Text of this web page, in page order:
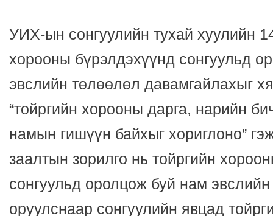
УИХ-ын сонгуулийн тухай хуулийн
хорооны бүрэлдэхүүнд сонгуульд
эвслийн төлөөлөл давамгайлахыг
“тойргийн хорооны дарга, нарийн
намын гишүүн байхыг хориглоно”
заалтын зорилго нь тойргийн
сонгуульд оролцож буй нам
оруулснаар сонгуулийн явцад